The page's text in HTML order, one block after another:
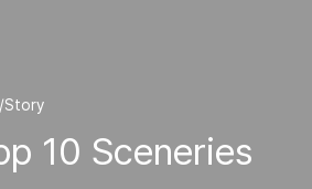
Story
10 Sceneries